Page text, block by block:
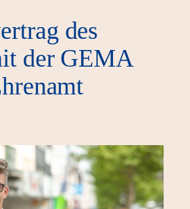
des
der GEMA